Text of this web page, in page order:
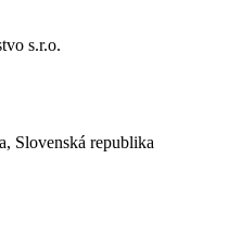
s.r.o.
Slovenská republika